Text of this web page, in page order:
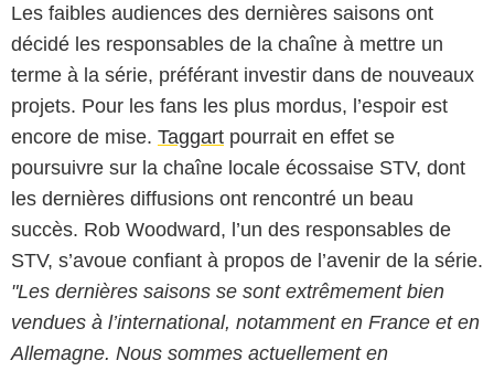
Les faibles audiences des dernières saisons ont
décidé les responsables de la chaîne à mettre un
terme à la série, préférant investir dans de nouveaux
projets. Pour les fans les plus mordus, l’espoir est
encore de mise. Taggart pourrait en effet se
poursuivre sur la chaîne locale écossaise STV, dont
les dernières diffusions ont rencontré un beau
succès. Rob Woodward, l’un des responsables de
STV, s’avoue confiant à propos de l’avenir de la série.
"Les dernières saisons se sont extrêmement bien
vendues à l’international, notamment en France et en
Allemagne. Nous sommes actuellement en